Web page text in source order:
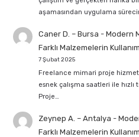
aşamasından uygulama
Caner D. – Bursa - Modern
Farklı Malzemelerin
7 Şubat 2025
Freelance mimari proje hizmeti
esnek çalışma saatleri ile
Proje…
Zeynep A. – Antalya -
Farklı Malzemelerin